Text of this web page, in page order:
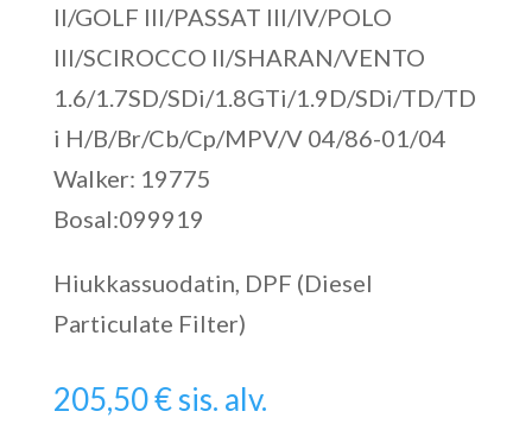
II/GOLF III/PASSAT III/IV/POLO
III/SCIROCCO II/SHARAN/VENTO
1.6/1.7SD/SDi/1.8GTi/1.9D/SDi/TD/TD
i H/B/Br/Cb/Cp/MPV/V 04/86-01/04
Walker: 19775
Bosal:099919
Hiukkassuodatin, DPF (Diesel
Particulate Filter)
205,50€sis. alv.